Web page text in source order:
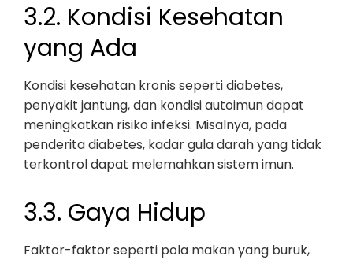
3.2. Kondisi Kesehatan
yang Ada
Kondisi kesehatan kronis seperti diabetes,
penyakit jantung, dan kondisi autoimun dapat
meningkatkan risiko infeksi. Misalnya, pada
penderita diabetes, kadar gula darah yang tidak
terkontrol dapat melemahkan sistem imun.
3.3. Gaya Hidup
Faktor-faktor seperti pola makan yang buruk,